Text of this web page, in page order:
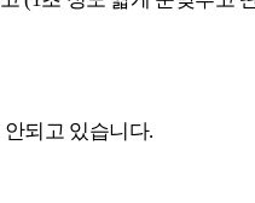
되고 있습니다.